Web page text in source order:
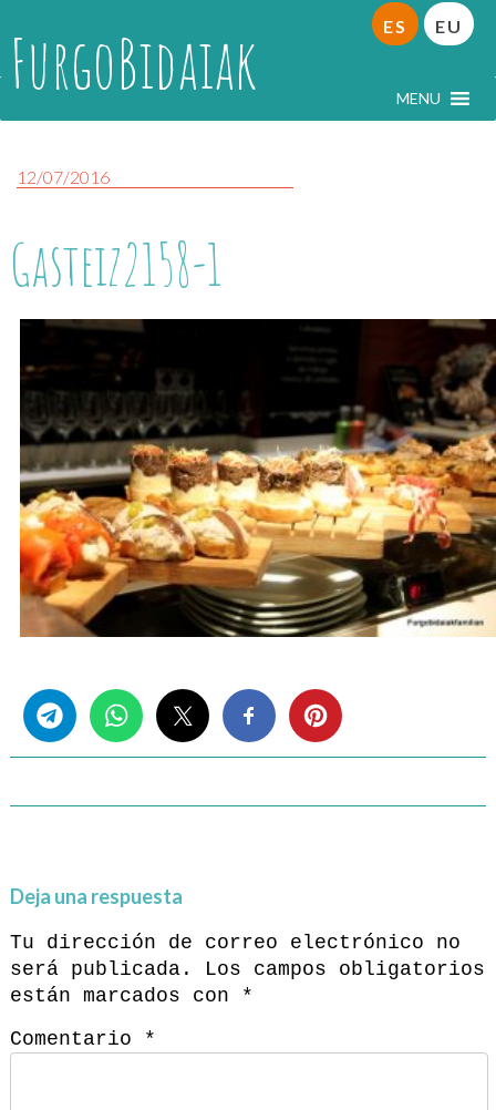
FurgoBidaiak MENU
ES EU
12/07/2016
Gasteiz2158-1
Deja una respuesta
Tu dirección de correo electrónico no
será publicada.
Los campos obligatorios
están marcados con
*
Comentario
*